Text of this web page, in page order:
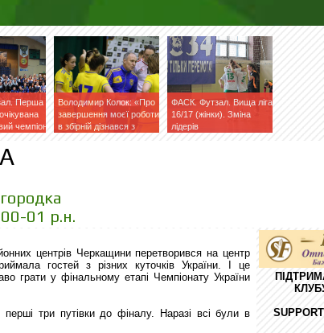
Перша
чемпіон
Володимир Колок: «Про
завершення моєї роботи
в збірній дізнався з
ФАСК. Футзал. Вища ліга
16/17 (жінки). Зміна
лідерів
01 р.н.
центрів Черкащини перетворився на центр
гостей з різних куточків України. І це
грати у фінальному етапі Чемпіонату України
перші три путівки до фіналу. Наразі всі були в